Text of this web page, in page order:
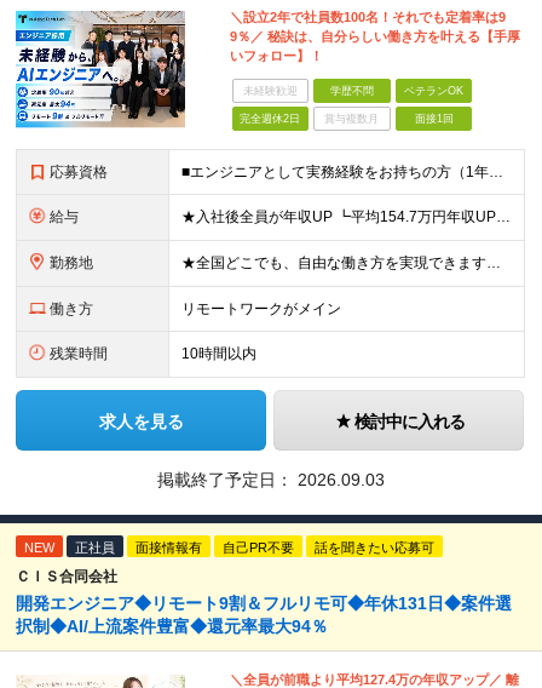
＼設立2年で社員数100名！それでも定着率は9
9％／ 秘訣は、自分らしい働き方を叶える【手厚
いフォロー】！
未経験歓迎 学歴不問 ベテランOK
完全週休2日 賞与複数月 面接1回
応募資格 ■エンジニアとして実務経験をお持ちの方（1年以上） ■学歴不問 ■既卒・第二新卒OK ☆Tech Labの事業内容、ビジョンに共感できる⽅はぜひご応募ください！ ☆意欲重視の採用です！ 「経歴に自信
給与 ★入社後全員が年収UP ┗平均154.7万円年収UP！ ┗最大380万円UPの実績も 月給35万円～100万円＋決算賞与＋各種手当 【 給与イメージ 】 ■経験1年以上…月給35万円～＋決算賞与
勤務地 ★全国どこでも、自由な働き方を実現できます！ 全国のプロジェクト先やフルリモート環境での勤務も可能です。 ＼自由度の高い働き方、叶えます／ ・フルリモートで働きたい ・ハイブリットに働きたい ・家庭
働き方 リモートワークがメイン
残業時間 10時間以内
求人を見る 検討中に入れる
掲載終了予定日： 2026.09.03
NEW 正社員 面接情報有 自己PR不要 話を聞きたい応募可
ＣＩＳ合同会社
開発エンジニア◆リモート9割＆フルリモ可◆年休131日◆案件選
択制◆AI/上流案件豊富◆還元率最大94％
＼全員が前職より平均127.4万の年収アップ／ 離